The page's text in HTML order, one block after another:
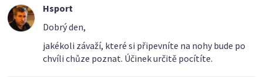
Hsport
Dobrý den,
jakékoli závaží, které si připevníte na nohy bude po
chvíli chůze poznat. Účinek určitě pocítíte.